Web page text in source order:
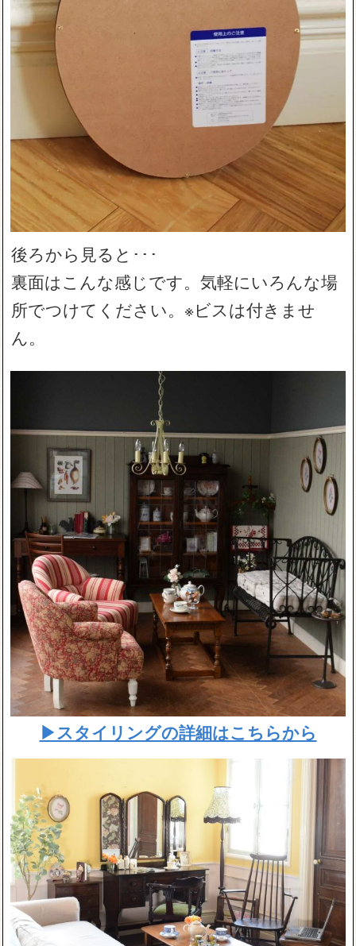
後ろから見ると･･･
裏面はこんな感じです。気軽にいろんな場
所でつけてください。※ビスは付きませ
ん。
▶スタイリングの詳細はこちらから